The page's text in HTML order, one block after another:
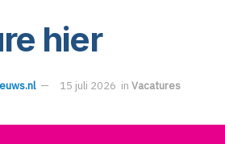
hier
15 juli 2026 in Vacatures